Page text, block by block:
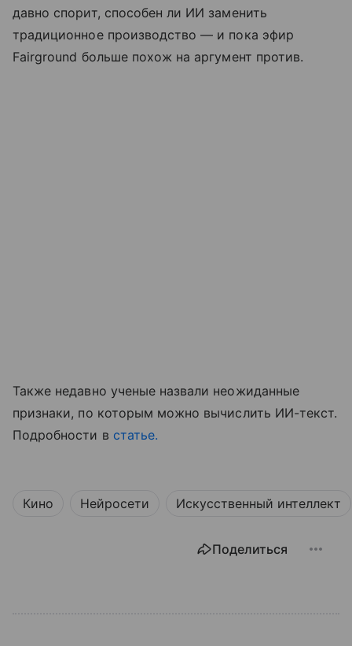
давно спорит, способен ли ИИ заменить
традиционное производство — и пока эфир
Fairground больше похож на аргумент против.
Также недавно ученые назвали неожиданные
признаки, по которым можно вычислить ИИ-текст.
Подробности в статье.
Кино Нейросети Искусственный интеллект
Поделиться